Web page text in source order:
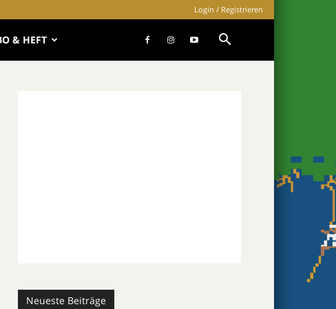
Login / Registrieren
& HEFT
Neueste Beiträge